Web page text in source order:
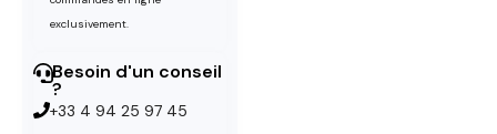
exclusivement.
Besoin d'un conseil
?
+33 4 94 25 97 45